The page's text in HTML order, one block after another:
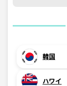
韓国
ハワイ